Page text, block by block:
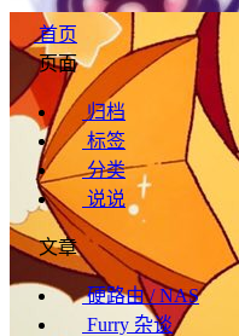
首页
页面
归档
标签
分类
说说
文章
硬路由 / NAS
Furry 杂谈